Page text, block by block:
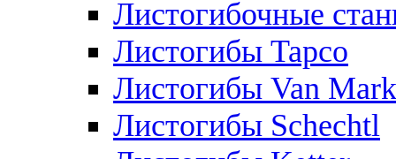
Листогибочные
Листогибы Tapco
Листогибы Van Mark
Листогибы Schechtl